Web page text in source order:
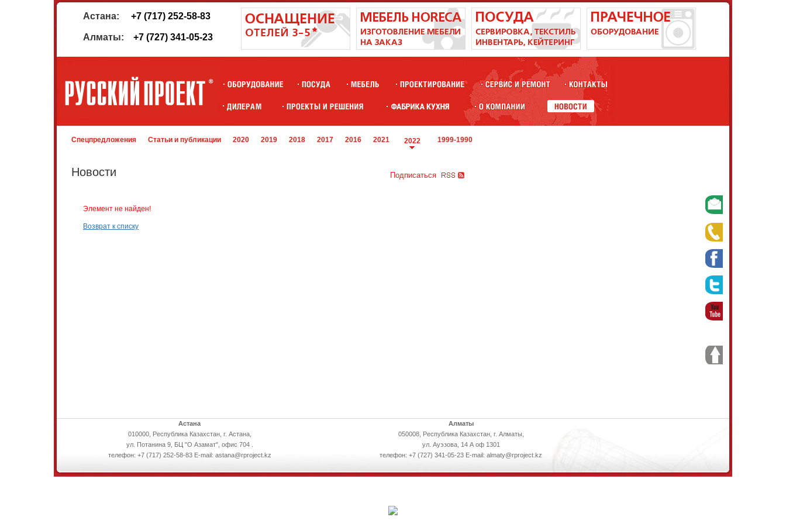
Астана: +7 (717) 252-58-83
Алматы: +7 (727) 341-05-23
Спецпредложения Статьи и публикации 2020 2019 2018 2017 2016 2021 2022 1999-1990
Новости Подписаться
Элемент не найден!
Возврат к списку
Астана
010000, Республика Казахстан, г. Астана,
ул. Потанина 9, БЦ "О Азамат", офис 704 .
телефон: +7 (717) 252-58-83 E-mail: astana@rproject.kz
Алматы
050008, Республика Казахстан, г. Алматы,
ул. Ауэзова, 14 А оф 1301
телефон: +7 (727) 341-05-23 E-mail: almaty@rproject.kz